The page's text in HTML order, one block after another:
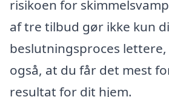
risikoen for
af tre tilbud gør ikke kun
beslutningsproces
også, at du får det mest
resultat for dit hjem.